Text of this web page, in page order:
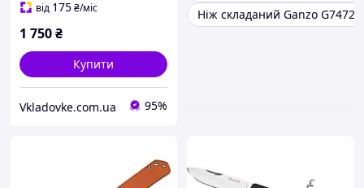
рукоятка G10
від 175₴/міс
1 750₴
Купити
Vkladovke.com.ua 95%
Ніж складаний Ganzo G7472